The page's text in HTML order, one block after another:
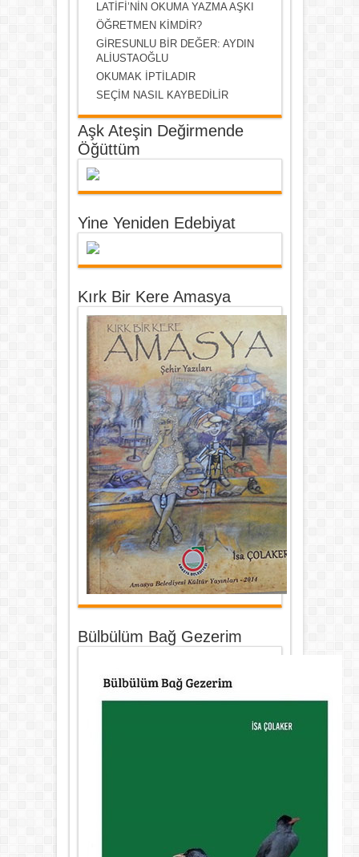
LATİFİ’NİN OKUMA YAZMA AŞKI
ÖĞRETMEN KİMDİR?
GİRESUNLU BİR DEĞER: AYDIN
ALİUSTAOĞLU
OKUMAK İPTİLADIR
SEÇİM NASIL KAYBEDİLİR
Aşk Ateşin Değirmende
Öğüttüm
Yine Yeniden Edebiyat
Kırk Bir Kere Amasya
Bülbülüm Bağ Gezerim